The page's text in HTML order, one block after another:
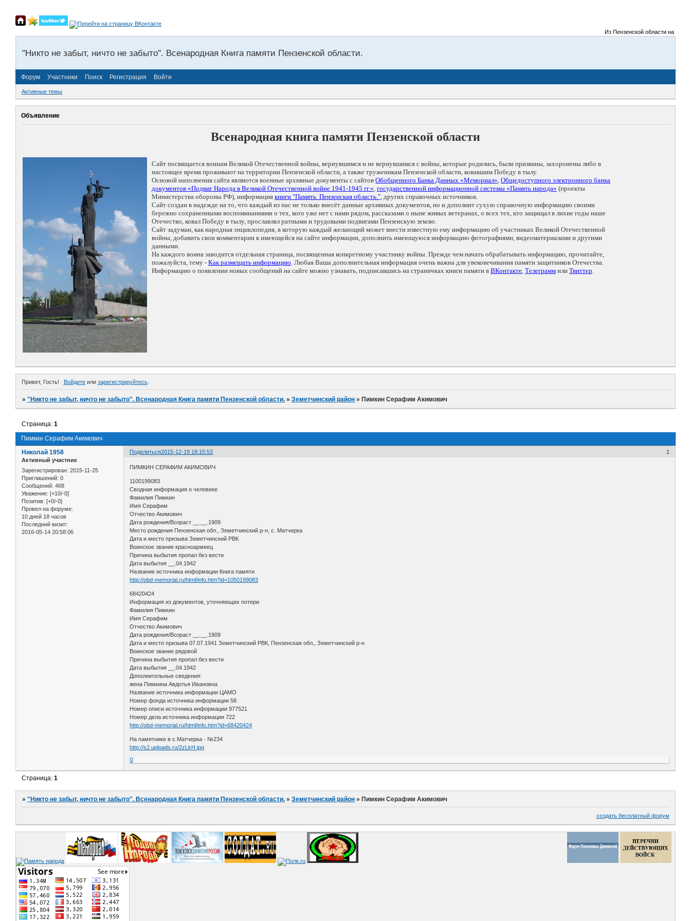
Из Пензенской области на
"Никто не забыт, ничто не забыто". Всенародная Книга памяти Пензенской области.
Форум Участники Поиск Регистрация Войти
Активные темы
Объявление
Всенародная книга памяти Пензенской области
Сайт посвящается воинам Великой Отечественной войны, вернувшимся и не вернувшимся с войны, которые родились, были призваны, захоронены либо в
настоящее время проживают на территории Пензенской области, а также труженикам Пензенской области, ковавшим Победу в тылу.
Основой наполнения сайта являются военные архивные документы с сайтов Обобщенного Банка Данных «Мемориал», Общедоступного электронного банка
документов «Подвиг Народа в Великой Отечественной войне 1941-1945 гг.», государственной информационной системы «Память народа» (проекты
Министерства обороны РФ), информация книги "Память. Пензенская область.", других справочных источников.
Сайт создан в надежде на то, что каждый из нас не только внесёт данные архивных документов, но и дополнит сухую справочную информацию своими
бережно сохраненными воспоминаниями о тех, кого уже нет с нами рядом, рассказами о ныне живых ветеранах, о всех тех, кто защищал в лихие годы наше
Отечество, ковал Победу в тылу, прославлял ратными и трудовыми подвигами Пензенскую землю.
Сайт задуман, как народная энциклопедия, в которую каждый желающий может внести известную ему информацию об участниках Великой Отечественной
войны, добавить свои комментарии к имеющейся на сайте информации, дополнить имеющуюся информацию фотографиями, видеоматериалами и другими
данными.
На каждого воина заводится отдельная страница, посвященная конкретному участнику войны. Прежде чем начать обрабатывать информацию, прочитайте,
пожалуйста, тему - Как размещать информацию. Любая Ваша дополнительная информация очень важна для увековечивания памяти защитников Отечества.
Информацию о появлении новых сообщений на сайте можно узнавать, подписавшись на страничках книги памяти в ВКонтакте, Телеграмм или Твиттер.
Привет, Гость! Войдитеили зарегистрируйтесь.
»"Никто не забыт, ничто не забыто". Всенародная Книга памяти Пензенской области. »Земетчинский район » Пимкин Серафим Акимович
Пимкин Серафим Акимович
Страница:1
Поделиться 1
2015-12-19 18:15:53
Николай 1958
Активный участник
Зарегистрирован: 2015-11-25
Приглашений: 0
Сообщений: 468
Уважение: [+10/-0]
Позитив: [+0/-0]
Провел на форуме:
10 дней 18 часов
Последний визит:
2016-05-14 20:58:06
ПИМКИН СЕРАФИМ АКИМОВИЧ
1100199083
Сводная информация о человеке
Фамилия Пимкин
Имя Серафим
Отчество Акимович
Дата рождения/Возраст __.__.1909
Место рождения Пензенская обл., Земетчинский р-н, с. Матчерка
Дата и место призыва Земетчинский РВК
Воинское звание красноармеец
Причина выбытия пропал без вести
Дата выбытия __.04.1942
Название источника информации Книга памяти
http://obd-memorial.ru/html/info.htm?id=1050199083
68420424
Информация из документов, уточняющих потери
Фамилия Пимкин
Имя Серафим
Отчество Акимович
Дата рождения/Возраст __.__.1909
Дата и место призыва 07.07.1941 Земетчинский РВК, Пензенская обл., Земетчинский р-н
Воинское звание рядовой
Причина выбытия пропал без вести
Дата выбытия __.04.1942
Дополнительные сведения:
жена Пимкина Авдотья Ивановна
Название источника информации ЦАМО
Номер фонда источника информации 58
Номер описи источника информации 977521
Номер дела источника информации 722
http://obd-memorial.ru/html/info.htm?id=68420424
На памятнике в с.Матчерка - №234
http://s2.uploads.ru/2zLkH.jpg
0
Страница:1
»"Никто не забыт, ничто не забыто". Всенародная Книга памяти Пензенской области. »Земетчинский район » Пимкин Серафим Акимович
создать бесплатный форум